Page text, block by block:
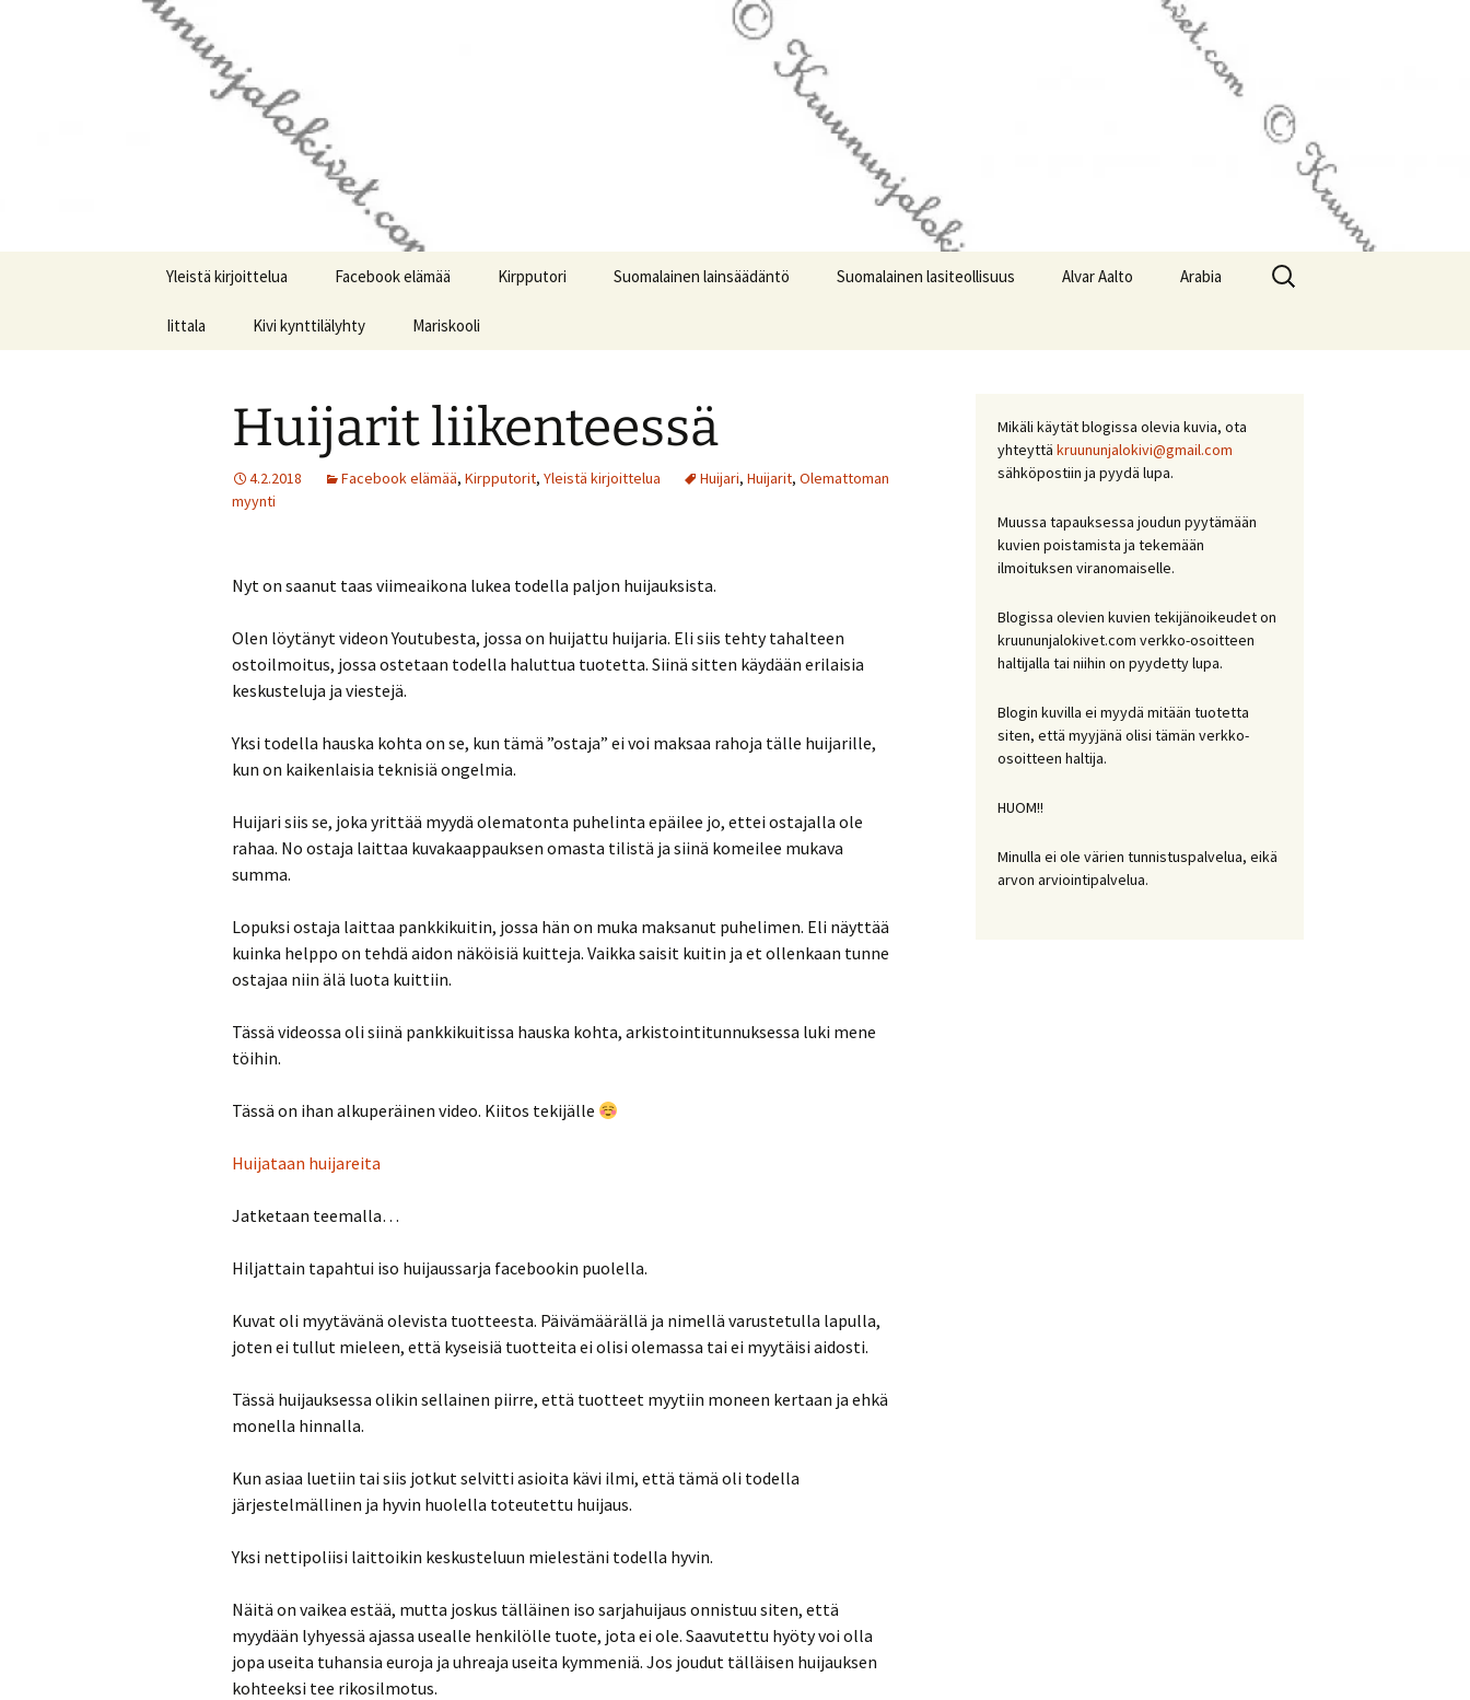
© Kruununjalokivet.com
Kotimaiseen lasiin keskittyvä blogi
Yleistä kirjoittelua Facebook elämää Kirpputori Suomalainen lainsäädäntö Suomalainen lasiteollisuus Alvar Aalto Arabia
Iittala Kivi kynttilälyhty Mariskooli
Haku:
Huijarit liikenteessä
4.2.2018 Facebook elämää, Kirpputorit, Yleistä kirjoittelua Huijari, Huijarit, Olemattoman
myynti
Nyt on saanut taas viimeaikona lukea todella paljon huijauksista.
Olen löytänyt videon Youtubesta, jossa on huijattu huijaria. Eli siis tehty tahalteen
ostoilmoitus, jossa ostetaan todella haluttua tuotetta. Siinä sitten käydään erilaisia
keskusteluja ja viestejä.
Yksi todella hauska kohta on se, kun tämä ”ostaja” ei voi maksaa rahoja tälle huijarille,
kun on kaikenlaisia teknisiä ongelmia.
Huijari siis se, joka yrittää myydä olematonta puhelinta epäilee jo, ettei ostajalla ole
rahaa. No ostaja laittaa kuvakaappauksen omasta tilistä ja siinä komeilee mukava
summa.
Lopuksi ostaja laittaa pankkikuitin, jossa hän on muka maksanut puhelimen. Eli näyttää
kuinka helppo on tehdä aidon näköisiä kuitteja. Vaikka saisit kuitin ja et ollenkaan tunne
ostajaa niin älä luota kuittiin.
Tässä videossa oli siinä pankkikuitissa hauska kohta, arkistointitunnuksessa luki mene
töihin.
Tässä on ihan alkuperäinen video. Kiitos tekijälle
Huijataan huijareita
Jatketaan teemalla…
Hiljattain tapahtui iso huijaussarja facebookin puolella.
Kuvat oli myytävänä olevista tuotteesta. Päivämäärällä ja nimellä varustetulla lapulla,
joten ei tullut mieleen, että kyseisiä tuotteita ei olisi olemassa tai ei myytäisi aidosti.
Tässä huijauksessa olikin sellainen piirre, että tuotteet myytiin moneen kertaan ja ehkä
monella hinnalla.
Kun asiaa luetiin tai siis jotkut selvitti asioita kävi ilmi, että tämä oli todella
järjestelmällinen ja hyvin huolella toteutettu huijaus.
Yksi nettipoliisi laittoikin keskusteluun mielestäni todella hyvin.
Näitä on vaikea estää, mutta joskus tälläinen iso sarjahuijaus onnistuu siten, että
myydään lyhyessä ajassa usealle henkilölle tuote, jota ei ole. Saavutettu hyöty voi olla
jopa useita tuhansia euroja ja uhreaja useita kymmeniä. Jos joudut tälläisen huijauksen
kohteeksi tee rikosilmotus.
Mikäli käytät blogissa olevia kuvia, ota
yhteyttä kruununjalokivi@gmail.com
sähköpostiin ja pyydä lupa.
Muussa tapauksessa joudun pyytämään
kuvien poistamista ja tekemään
ilmoituksen viranomaiselle.
Blogissa olevien kuvien tekijänoikeudet on
kruununjalokivet.com verkko-osoitteen
haltijalla tai niihin on pyydetty lupa.
Blogin kuvilla ei myydä mitään tuotetta
siten, että myyjänä olisi tämän verkko-
osoitteen haltija.
HUOM!!
Minulla ei ole värien tunnistuspalvelua, eikä
arvon arviointipalvelua.